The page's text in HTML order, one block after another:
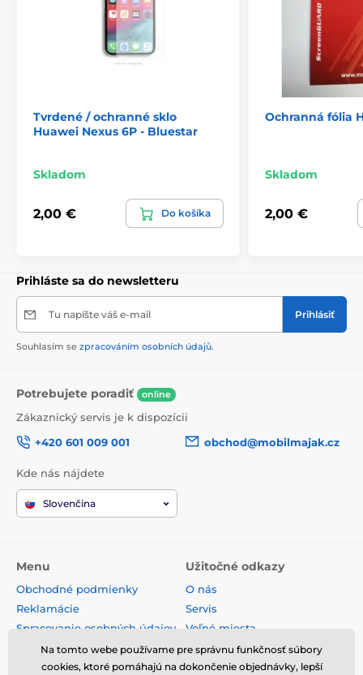
Tvrdené / ochranné sklo
Huawei Nexus 6P - Bluestar
Skladom
2,00 € Do košíka
Ochranná fólia
Skladom
2,00 €
Prihláste sa do newsletteru
Tu napíšte váš e-mail Prihlásiť
Souhlasím se zpracováním osobních údajů.
Potrebujete poradiť online
Zákaznický servis je k dispozícii
+420 601 009 001
obchod@mobilmajak.cz
Kde nás nájdete
Slovenčina
Menu
Obchodné podmienky
Reklamácie
Spracovanie osobných údajov
Doprava a platba
Odstúpenie od zmluvy
Užitočné odkazy
O nás
Servis
Voľné miesta
Kontakt
Na tomto webe používame pre správnu funkčnosť súbory
cookies, ktoré pomáhajú na dokončenie objednávky, lepší